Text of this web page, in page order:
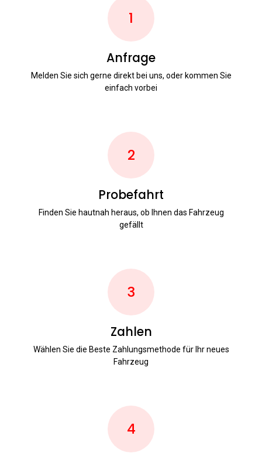
1
Anfrage
Melden Sie sich gerne direkt bei uns, oder kommen Sie
einfach vorbei
2
Probefahrt
Finden Sie hautnah heraus, ob Ihnen das Fahrzeug
gefällt
3
Zahlen
Wählen Sie die Beste Zahlungsmethode für Ihr neues
Fahrzeug
4